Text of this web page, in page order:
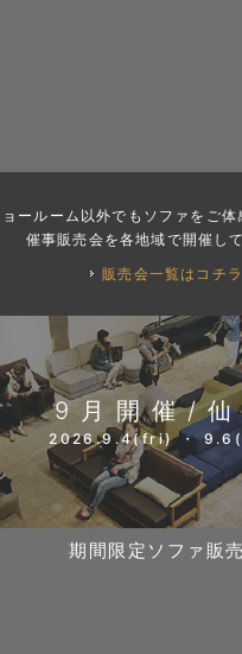
ョールーム以外でもソファをご体
催事販売会を各地域で開催し
販売会一覧はコチラ
9月開催/
2026.9.4(fri) ・
期間限定ソファ販